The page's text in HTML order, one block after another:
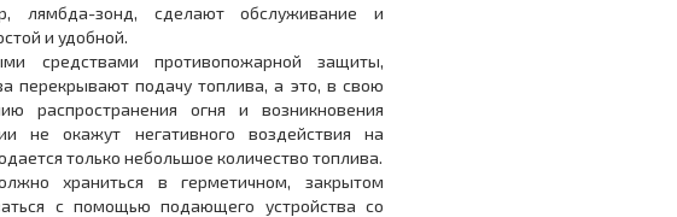
лямбда-зонд, сделают обслуживание и
и удобной.
средствами противопожарной защиты,
перекрывают подачу топлива, а это, в свою
распространения огня и возникновения
не окажут негативного воздействия на
только небольшое количество топлива.
храниться в герметичном, закрытом
с помощью подающего устройства со